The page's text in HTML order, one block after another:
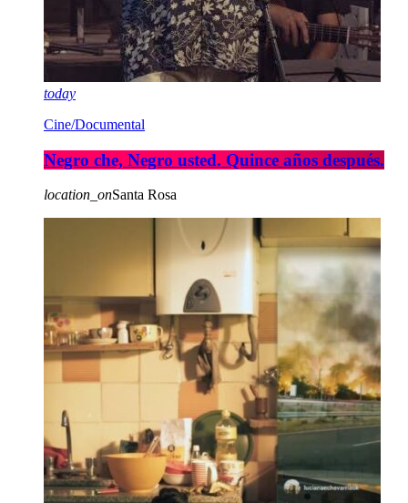
today
Cine/Documental
Negro che, Negro usted. Quince años después.
location_onSanta Rosa